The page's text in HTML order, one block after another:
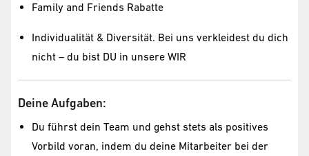
Family and Friends Rabatte
Individualität & Diversität. Bei uns verkleidest du dich
nicht – du bist DU in unsere WIR
Deine Aufgaben:
Du führst dein Team und gehst stets als positives
Vorbild voran, indem du deine Mitarbeiter bei der